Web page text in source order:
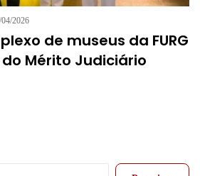
04/2026
de museus da FURG
Mérito Judiciário
Pesquisar